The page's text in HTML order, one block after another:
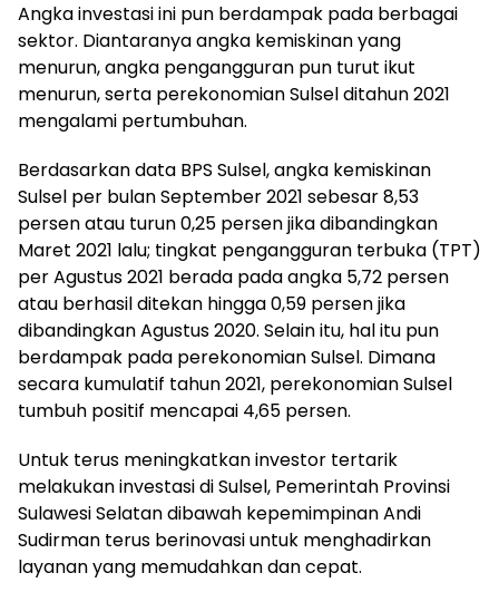
Angka investasi ini pun berdampak pada berbagai
sektor. Diantaranya angka kemiskinan yang
menurun, angka pengangguran pun turut ikut
menurun, serta perekonomian Sulsel ditahun 2021
mengalami pertumbuhan.
Berdasarkan data BPS Sulsel, angka kemiskinan
Sulsel per bulan September 2021 sebesar 8,53
persen atau turun 0,25 persen jika dibandingkan
Maret 2021 lalu; tingkat pengangguran terbuka (TPT)
per Agustus 2021 berada pada angka 5,72 persen
atau berhasil ditekan hingga 0,59 persen jika
dibandingkan Agustus 2020. Selain itu, hal itu pun
berdampak pada perekonomian Sulsel. Dimana
secara kumulatif tahun 2021, perekonomian Sulsel
tumbuh positif mencapai 4,65 persen.
Untuk terus meningkatkan investor tertarik
melakukan investasi di Sulsel, Pemerintah Provinsi
Sulawesi Selatan dibawah kepemimpinan Andi
Sudirman terus berinovasi untuk menghadirkan
layanan yang memudahkan dan cepat.